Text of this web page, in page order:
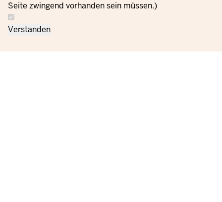
Seite zwingend vorhanden sein müssen.)
Verstanden